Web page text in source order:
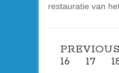
restauratie van
PREVIOUS
16
17